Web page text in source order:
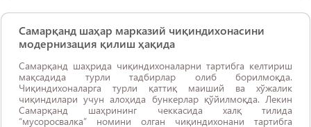
Самарқанд шаҳар марказий чиқиндихонасини
модернизация қилиш ҳақида
Самарқанд шаҳрида чиқиндихоналарни тартибга келтириш
мақсадида турли тадбирлар олиб борилмоқда.
Чиқиндихоналарга турли қаттиқ маиший ва хўжалик
чиқиндилари учун алоҳида бункерлар қўйилмоқда. Лекин
Самарқанд шаҳрининг чеккасида халқ тилида
“мусоросвалка” номини олган чиқиндихонани тартибга